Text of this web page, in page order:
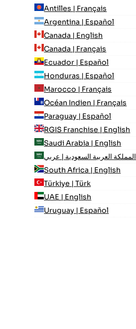
Antilles | Français
Argentina | Español
Canada | English
Canada | Français
Ecuador | Español
Honduras | Español
Marocco | Français
Océan Indien | Français
Paraguay | Español
RGIS Franchise | English
Saudi Arabia | English
المملكة العربية السعودية | عربي
South Africa | English
Türkiye | Türk
UAE | English
Uruguay | Español